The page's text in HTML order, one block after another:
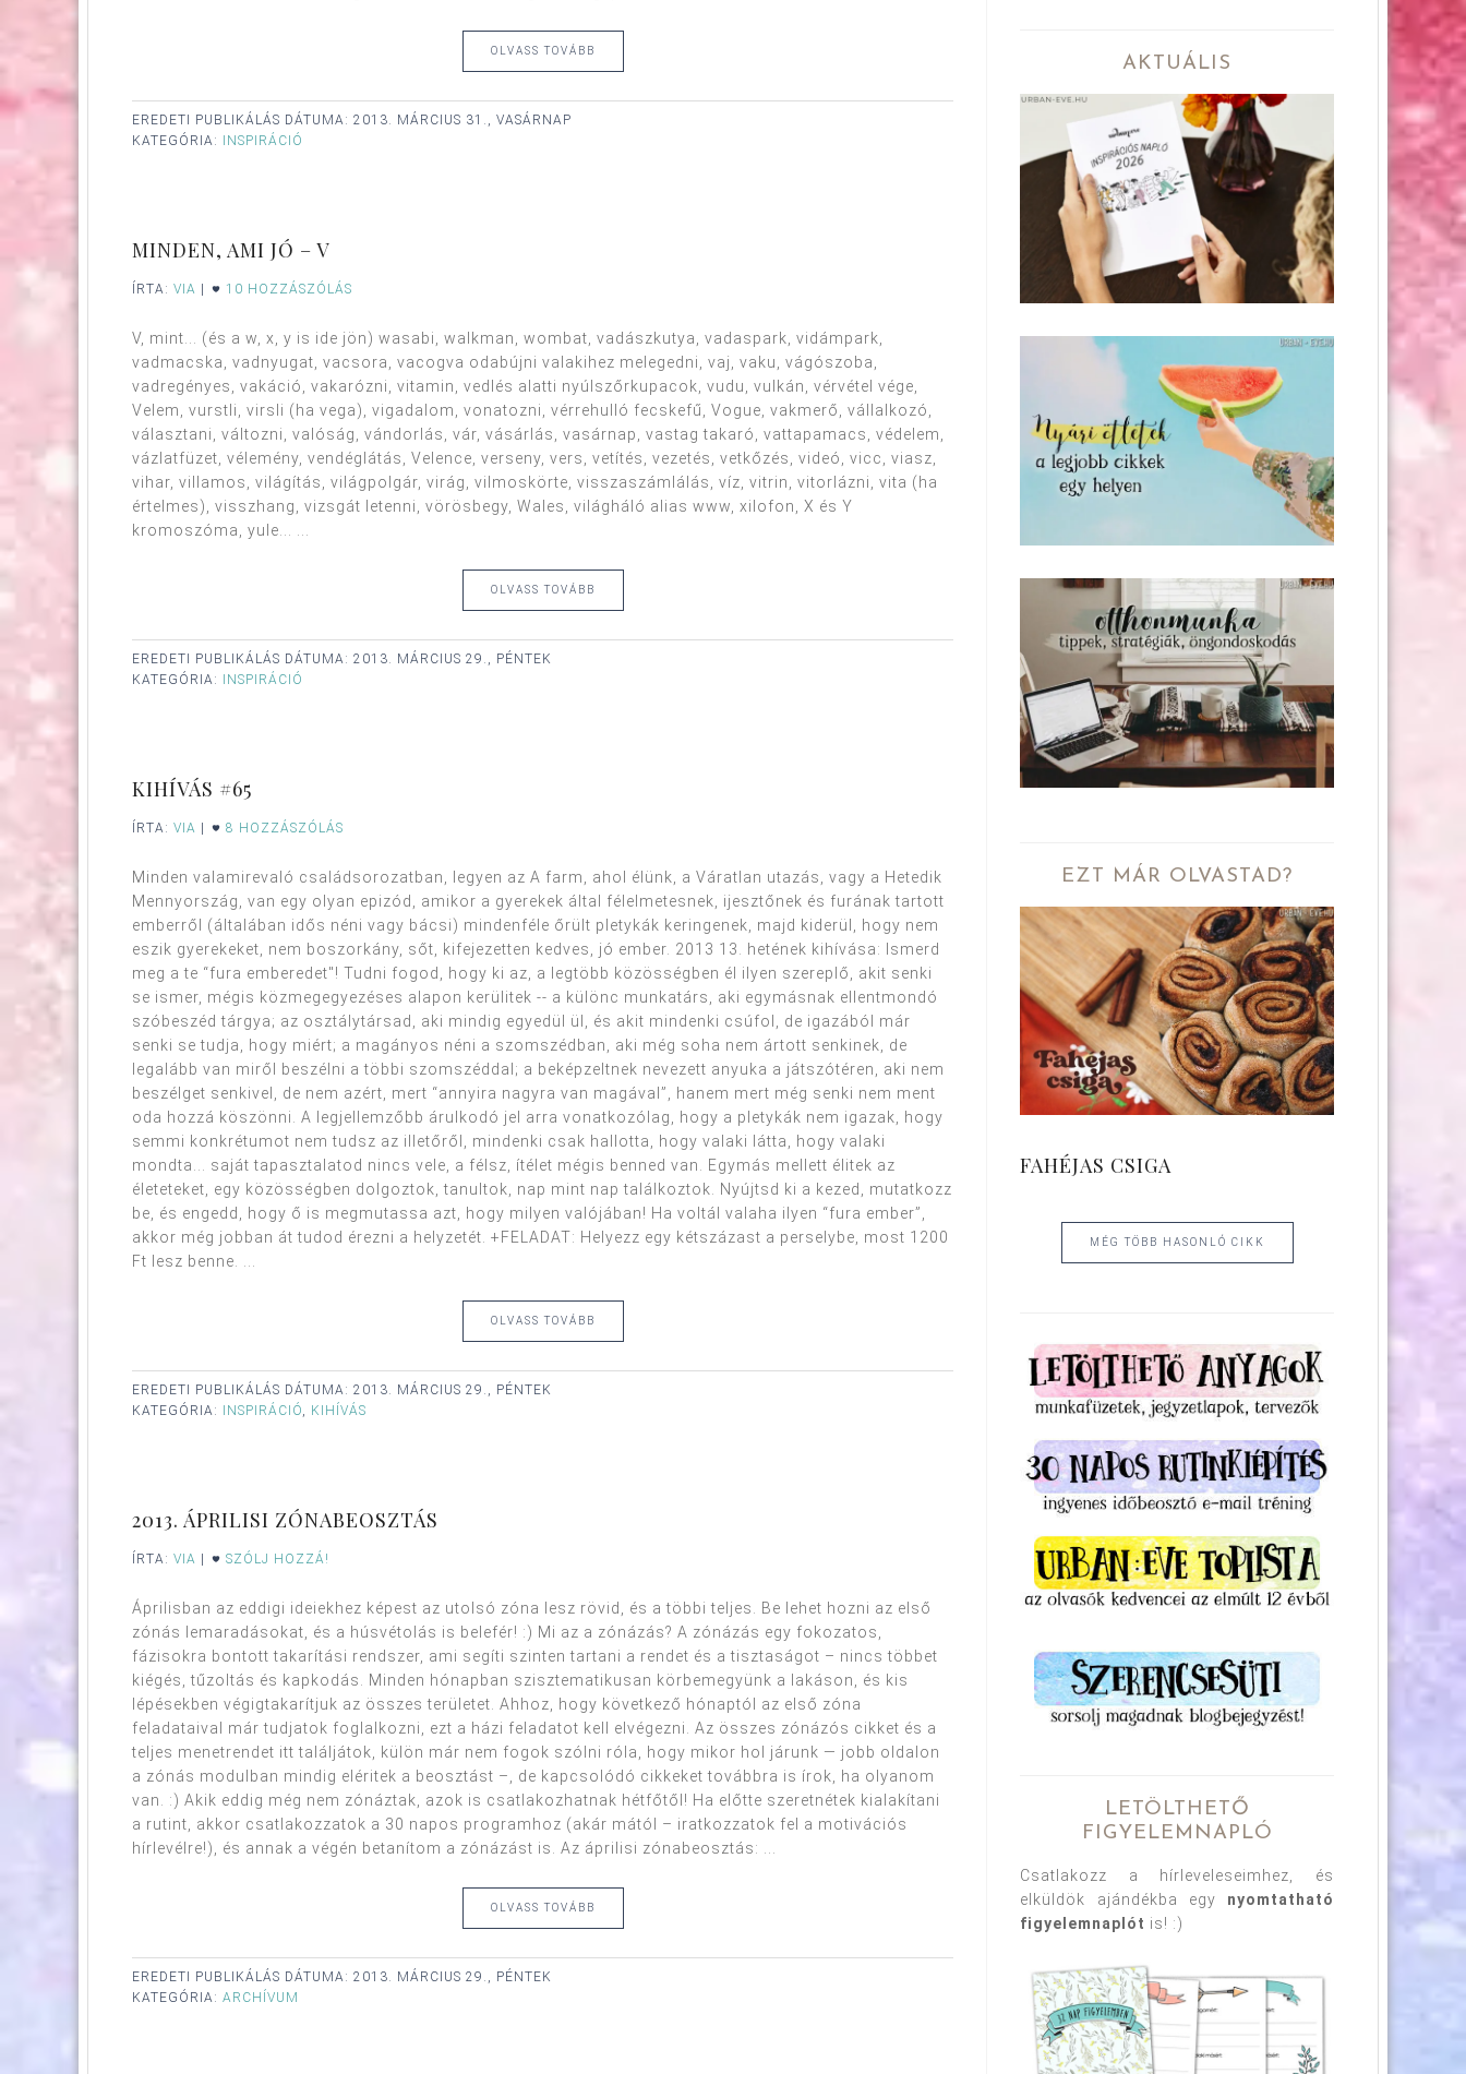
OLVASS TOVÁBB
EREDETI PUBLIKÁLÁS DÁTUMA: 2013. MÁRCIUS 31., VASÁRNAP
KATEGÓRIA:
INSPIRÁCIÓ
MINDEN, AMI JÓ – V
ÍRTA: VIA 10 HOZZÁSZÓLÁS
V, mint... (és a w, x, y is ide jön) wasabi, walkman, wombat, vadászkutya, vadaspark, vidámpark,
vadmacska, vadnyugat, vacsora, vacogva odabújni valakihez melegedni, vaj, vaku, vágószoba,
vadregényes, vakáció, vakarózni, vitamin, vedlés alatti nyúlszőrkupacok, vudu, vulkán, vérvétel vége,
Velem, vurstli, virsli (ha vega), vigadalom, vonatozni, vérrehulló fecskefű, Vogue, vakmerő, vállalkozó,
választani, változni, valóság, vándorlás, vár, vásárlás, vasárnap, vastag takaró, vattapamacs, védelem,
vázlatfüzet, vélemény, vendéglátás, Velence, verseny, vers, vetítés, vezetés, vetkőzés, videó, vicc, viasz,
vihar, villamos, világítás, világpolgár, virág, vilmoskörte, visszaszámlálás, víz, vitrin, vitorlázni, vita (ha
értelmes), visszhang, vizsgát letenni, vörösbegy, Wales, világháló alias www, xilofon, X és Y
kromoszóma, yule... ...
OLVASS TOVÁBB
EREDETI PUBLIKÁLÁS DÁTUMA: 2013. MÁRCIUS 29., PÉNTEK
KATEGÓRIA:
INSPIRÁCIÓ
KIHÍVÁS #65
ÍRTA: VIA 8 HOZZÁSZÓLÁS
Minden valamirevaló családsorozatban, legyen az A farm, ahol élünk, a Váratlan utazás, vagy a Hetedik
Mennyország, van egy olyan epizód, amikor a gyerekek által félelmetesnek, ijesztőnek és furának tartott
emberről (általában idős néni vagy bácsi) mindenféle őrült pletykák keringenek, majd kiderül, hogy nem
eszik gyerekeket, nem boszorkány, sőt, kifejezetten kedves, jó ember. 2013 13. hetének kihívása: Ismerd
meg a te “fura emberedet"! Tudni fogod, hogy ki az, a legtöbb közösségben él ilyen szereplő, akit senki
se ismer, mégis közmegegyezéses alapon kerülitek -- a különc munkatárs, aki egymásnak ellentmondó
szóbeszéd tárgya; az osztálytársad, aki mindig egyedül ül, és akit mindenki csúfol, de igazából már
senki se tudja, hogy miért; a magányos néni a szomszédban, aki még soha nem ártott senkinek, de
legalább van miről beszélni a többi szomszéddal; a beképzeltnek nevezett anyuka a játszótéren, aki nem
beszélget senkivel, de nem azért, mert “annyira nagyra van magával”, hanem mert még senki nem ment
oda hozzá köszönni. A legjellemzőbb árulkodó jel arra vonatkozólag, hogy a pletykák nem igazak, hogy
semmi konkrétumot nem tudsz az illetőről, mindenki csak hallotta, hogy valaki látta, hogy valaki
mondta... saját tapasztalatod nincs vele, a félsz, ítélet mégis benned van. Egymás mellett élitek az
életeteket, egy közösségben dolgoztok, tanultok, nap mint nap találkoztok. Nyújtsd ki a kezed, mutatkozz
be, és engedd, hogy ő is megmutassa azt, hogy milyen valójában! Ha voltál valaha ilyen “fura ember”,
akkor még jobban át tudod érezni a helyzetét. +FELADAT: Helyezz egy kétszázast a perselybe, most 1200
Ft lesz benne. ...
OLVASS TOVÁBB
EREDETI PUBLIKÁLÁS DÁTUMA: 2013. MÁRCIUS 29., PÉNTEK
KATEGÓRIA:
INSPIRÁCIÓ, KIHÍVÁS
2013. ÁPRILISI ZÓNABEOSZTÁS
ÍRTA: VIA SZÓLJ HOZZÁ!
Áprilisban az eddigi ideiekhez képest az utolsó zóna lesz rövid, és a többi teljes. Be lehet hozni az első
zónás lemaradásokat, és a húsvétolás is belefér! :) Mi az a zónázás? A zónázás egy fokozatos,
fázisokra bontott takarítási rendszer, ami segíti szinten tartani a rendet és a tisztaságot – nincs többet
kiégés, tűzoltás és kapkodás. Minden hónapban szisztematikusan körbemegyünk a lakáson, és kis
lépésekben végigtakarítjuk az összes területet. Ahhoz, hogy következő hónaptól az első zóna
feladataival már tudjatok foglalkozni, ezt a házi feladatot kell elvégezni. Az összes zónázós cikket és a
teljes menetrendet itt találjátok, külön már nem fogok szólni róla, hogy mikor hol járunk — jobb oldalon
a zónás modulban mindig eléritek a beosztást –, de kapcsolódó cikkeket továbbra is írok, ha olyanom
van. :) Akik eddig még nem zónáztak, azok is csatlakozhatnak hétfőtől! Ha előtte szeretnétek kialakítani
a rutint, akkor csatlakozzatok a 30 napos programhoz (akár mától – iratkozzatok fel a motivációs
hírlevélre!), és annak a végén betanítom a zónázást is. Az áprilisi zónabeosztás: ...
OLVASS TOVÁBB
EREDETI PUBLIKÁLÁS DÁTUMA: 2013. MÁRCIUS 29., PÉNTEK
KATEGÓRIA: ARCHÍVUM
AKTUÁLIS
EZT MÁR OLVASTAD?
FAHÉJAS CSIGA
MÉG TÖBB HASONLÓ CIKK
LETÖLTHETŐ
FIGYELEMNAPLÓ
Csatlakozz a hírleveleseimhez, és
elküldök ajándékba egy nyomtatható
figyelemnaplót is! :)